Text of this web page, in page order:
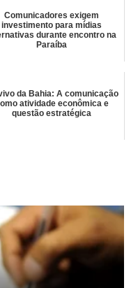
Comunicadores exigem
investimento para mídias
durante encontro na
Paraíba
da Bahia: A comunicação
atividade econômica e
questão estratégica